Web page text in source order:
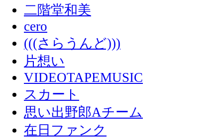
二階堂和美
cero
(((さらうんど)))
片想い
VIDEOTAPEMUSIC
スカート
思い出野郎Aチーム
在日ファンク